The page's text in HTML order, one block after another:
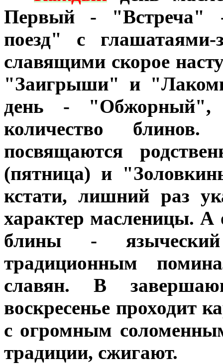
Первый - "Встреча"
поезд" с глашатаями-
славящими скорое
"Заигрыши" и
день - "Обжорный",
количество
посвящаются
(пятница) и
кстати, лишний раз
характер масленицы. А
блины -
традиционным
славян. В
воскресенье проходит
с огромным
традиции, сжигают.